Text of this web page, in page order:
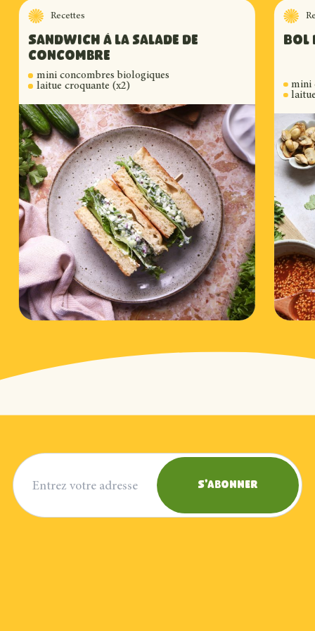
Recettes
Sandwich à la salade de
concombre
mini concombres biologiques
laitue croquante (x2)
Bol
mini
Adresse courriel S'abonner